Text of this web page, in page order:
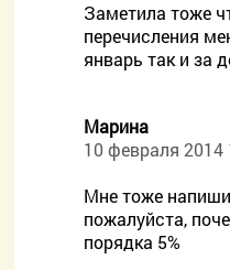
Заметила тоже
перечисления
январь так и за
Mарина
10 февраля 2014
Мне тоже
пожалуйста,
порядка 5%